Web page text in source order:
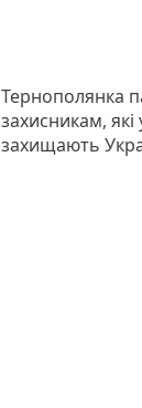
Тернополянка
захисникам, які
захищають